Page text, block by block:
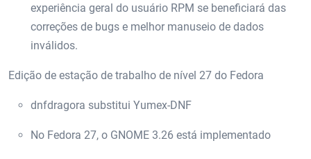
experiência geral do usuário RPM se beneficiará das
correções de bugs e melhor manuseio de dados
inválidos.
Edição de estação de trabalho de nível 27 do Fedora
dnfdragora substitui Yumex-DNF
No Fedora 27, o GNOME 3.26 está implementado